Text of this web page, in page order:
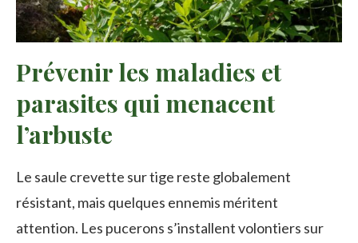
Prévenir les maladies et
parasites qui menacent
l’arbuste
Le saule crevette sur tige reste globalement
résistant, mais quelques ennemis méritent
attention. Les pucerons s’installent volontiers sur